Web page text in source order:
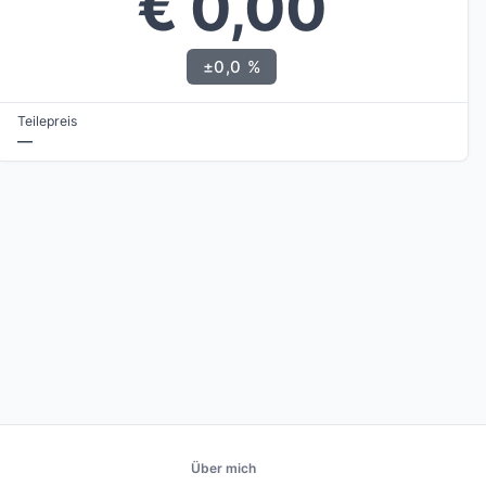
±0,0 %
Teilepreis
—
Über mich